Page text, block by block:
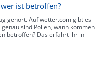
ist betroffen?
gehört. Auf wetter.com gibt es
sind Pollen, wann kommen
betroffen? Das erfahrt ihr in